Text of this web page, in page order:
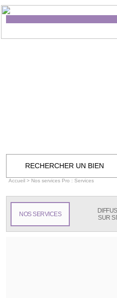
RECHERCHER UN BIEN
Accueil > Nos services Pro : Services
NOS SERVICES
SUR